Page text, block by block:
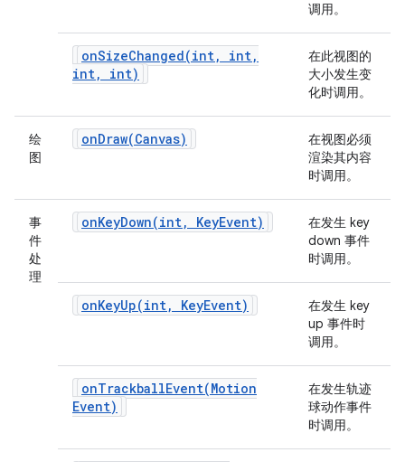
调用。
onSizeChanged(int, int,
int, int)
在此视图的
大小发生变
化时调用。
绘
图
onDraw(Canvas)
在视图必须
渲染其内容
时调用。
事
件
处
理
onKeyDown(int, KeyEvent)
在发生 key
down 事件
时调用。
onKeyUp(int, KeyEvent)
在发生 key
up 事件时
调用。
onTrackballEvent(Motion
Event)
在发生轨迹
球动作事件
时调用。